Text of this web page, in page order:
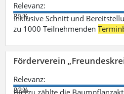
Relevanz:
85%
inklusive Schnitt und
zu 1000 Teilnehmenden
Förderverein
Relevanz:
83%